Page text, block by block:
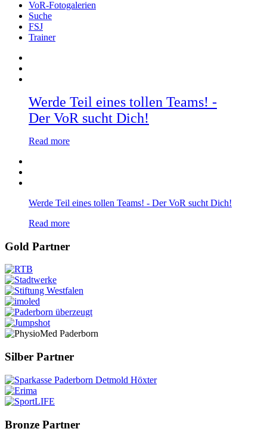
VoR-Fotogalerien
Suche
FSJ
Trainer
Werde Teil eines tollen Teams! -
Der VoR sucht Dich!
Read more
Werde Teil eines tollen Teams! - Der VoR sucht Dich!
Read more
Gold Partner
Silber Partner
Bronze Partner